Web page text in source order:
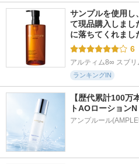
サンプルを使用し
て現品購入しまし
に落ちてくれま
6
アルティム8∞ スブ
ランキングIN
【歴代累計100万
トAOローション
アンプルール